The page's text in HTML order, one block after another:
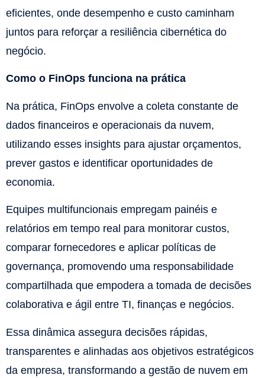
eficientes, onde desempenho e custo caminham
juntos para reforçar a resiliência cibernética do
negócio.
Como o FinOps funciona na prática
Na prática, FinOps envolve a coleta constante de
dados financeiros e operacionais da nuvem,
utilizando esses insights para ajustar orçamentos,
prever gastos e identificar oportunidades de
economia.​
Equipes multifuncionais empregam painéis e
relatórios em tempo real para monitorar custos,
comparar fornecedores e aplicar políticas de
governança, promovendo uma responsabilidade
compartilhada que empodera a tomada de decisões
colaborativa e ágil entre TI, finanças e negócios.​
Essa dinâmica assegura decisões rápidas,
transparentes e alinhadas aos objetivos estratégicos
da empresa, transformando a gestão de nuvem em